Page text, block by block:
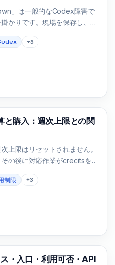
」は一般的なCodex障害で
かりです。現場を保存し、許
+3
購入：週次上限との関
上限はリセットされません。
の後に対応作業がcreditsを消
制限 +3
・入口・利用可否・API